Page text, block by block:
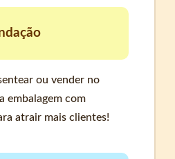
ou vender no
embalagem com
atrair mais clientes!